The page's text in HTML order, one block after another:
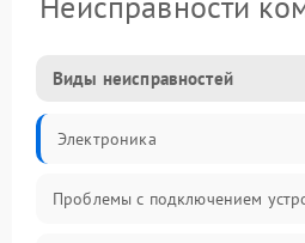
Виды неисправностей
Электроника
Проблемы с подключением